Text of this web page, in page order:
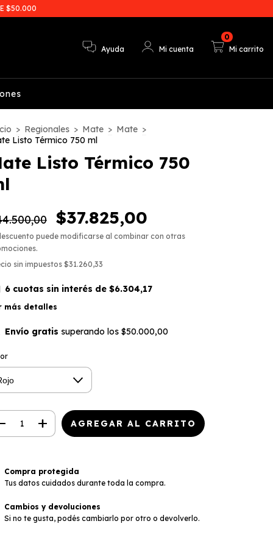
$50.000
Ayuda Mi cuenta Mi carrito
0
> Regionales > Mate > Mate >
Listo Térmico 750 ml
Listo Térmico 750
$37.825,00
puede modificarse al combinar con otras
sin impuestos $31.260,33
6 cuotas sin interés de $6.304,17
más detalles
Envío gratis superando los $50.000,00
Compra protegida
Tus datos cuidados durante toda la compra.
Cambios y devoluciones
Si no te gusta, podés cambiarlo por otro o devolverlo.